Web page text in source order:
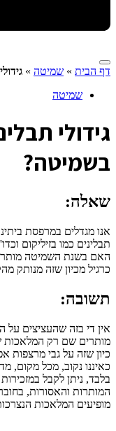
דף הבית » שמיטה »
שמיטה
גידולי
בשמיטה?
שאלה:
אנו מגדלים במרפסת
תבלינים כמו בזיליקום
האם בשנת השמיטה מותר
כרגיל מכיון שזה מנותק
תשובה:
אין די בזה שהעציצים על
מותרים שם רק המלאכות
כיון שזה על גבי מרצפות
כאיננו נקוב, מכל מקום,
בלבד, ניתן לקבל
המותרות והאסורות,
מופיעים המלאכות